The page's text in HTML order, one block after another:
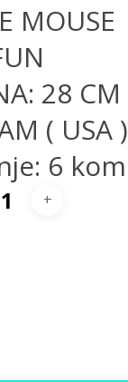
MOUSE
28 CM
( USA )
6 kom